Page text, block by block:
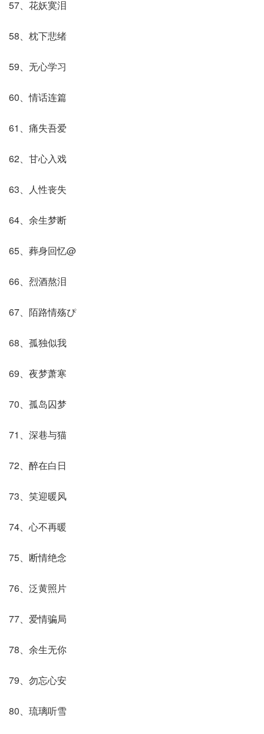
57、花妖寞泪
58、枕下悲绪
59、无心学习
60、情话连篇
61、痛失吾爱
62、甘心入戏
63、人性丧失
64、余生梦断
65、葬身回忆@
66、烈酒熬泪
67、陌路情殇ぴ
68、孤独似我
69、夜梦萧寒
70、孤岛囚梦
71、深巷与猫
72、醉在白日
73、笑迎暖风
74、心不再暖
75、断情绝念
76、泛黄照片
77、爱情骗局
78、余生无你
79、勿忘心安
80、琉璃听雪